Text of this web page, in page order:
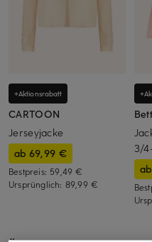
+Aktionsrabatt
CARTOON
Jerseyjacke
ab 69,99 €
Bestpreis: 59,49 €
Ursprünglich: 89,99 €
3/